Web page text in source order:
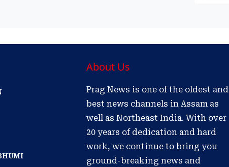
About Us
Prag News is one of the oldest and
best news channels in Assam as
well as Northeast India. With over
20 years of dedication and hard
work, we continue to bring you
ground-breaking news and